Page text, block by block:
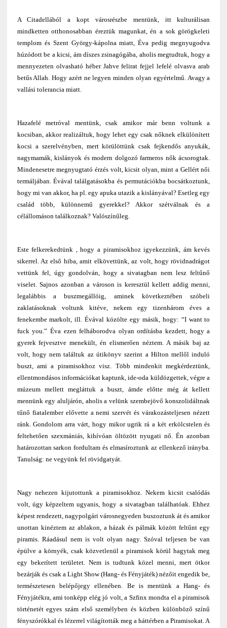
A Citadellából a kopt városrészbe mentünk, itt kulturálisan
mindketten otthonosabban éreztük magunkat, én a sok görögkeleti
templom és Szent György-kápolna miatt, Éva pedig megnyugodva
húzódott be a kicsi, ám díszes zsinagógába, aholis megtudtuk, hogy a
mennyezeten olvasható héber Jahve felirat fejjel lefelé olvasva arab
betűs Allah. Hogy azért ne legyen minden olyan egyértelmű. Avagy a
vallási tolerancia miatt.
Hazafelé metróval mentünk, csak amikor már benn voltunk a
kocsiban, akkor realizáltuk, hogy lehet egy csak nőknek elkülönített
kocsi a szerelvényben, mert körülöttünk csak fejkendős anyukák,
nagymamák, kislányok és modern dolgozó farmeros nők ácsorogtak.
Mindenesetre megnyugtató érzés volt, kicsit olyan, mint a Gellért női
termáljában. Évával találgatásokba és permutációkba bocsátkoztunk,
hogy mi van akkor, ha pl. egy apuka utazik a kislányával? Esetleg egy
család több, különnemű gyerekkel? Akkor szétválnak és a
célállomáson találkoznak? Valószínűleg.
Este felkerekedtünk , hogy a piramisokhoz igyekezzünk, ám kevés
sikerrel. Az első hiba, amit elkövettünk, az volt, hogy rövidnadrágot
vettünk fel, úgy gondolván, hogy a sivatagban nem lesz feltűnő
viselet. Sajnos azonban a városon is keresztül kellett addig menni,
legalábbis a buszmegállóig, aminek következtében szóbeli
zaklatásoknak voltunk kitéve, nekem egy tizenhárom éves a
fenekembe markolt, ill. Évával közölte egy másik, hogy: “I want to
fuck you.” Éva ezen felháborodva olyan ordításba kezdett, hogy a
gyerek fejvesztve menekült, én elismerően néztem. A másik baj az
volt, hogy nem találtuk az útikönyv szerint a Hilton mellől induló
buszt, ami a piramisokhoz visz. Több mindenkit megkérdeztünk,
ellentmondásos információkat kaptunk, ide-oda küldözgettek, végre a
múzeum mellett megláttuk a buszt, ámde előtte még át kellett
mennünk egy aluljárón, aholis a velünk szembejövő konszolidáltnak
tűnő fiatalember elővette a nemi szervét és várakozásteljesen nézett
ránk. Gondolom arra várt, hogy mikor ugrik rá a két erkölcstelen és
feltehetően szexmániás, kihívóan öltözött nyugati nő. Én azonban
határozottan sarkon fordultam és elmasíroztunk az ellenkező irányba.
Tanulság: ne vegyünk fel rövidgatyát.
Nagy nehezen kijutottunk a piramisokhoz. Nekem kicsit csalódás
volt, úgy képzeltem ugyanis, hogy a sivatagban találhatóak. Ehhez
képest rendezett, nagypolgári városnegyeden buszoztunk át és amikor
unottan kinéztem az ablakon, a házak és pálmák között feltűnt egy
piramis. Ráadásul nem is volt olyan nagy. Szóval teljesen be van
épülve a környék, csak közvetlenül a piramisok körül hagytak meg
egy bekerített területet. Nem is tudtunk közel menni, mert ötkor
bezárják és csak a Light Show (Hang- és Fényjáték) nézőit engedik be,
természetesen belépőjegy ellenében. Be is mentünk a Hang- és
Fényjátékra, ami tonképp elég jó volt, a Szfinx mondta el a piramisok
történetét egyes szám első személyben és közben különböző színű
fényszórókkal és lézerrel világították meg a háttérben a Piramisokat. A